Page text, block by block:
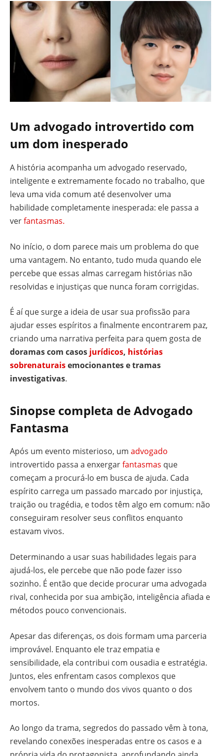
Um advogado introvertido com
um dom inesperado
A história acompanha um advogado reservado,
inteligente e extremamente focado no trabalho, que
leva uma vida comum até desenvolver uma
habilidade completamente inesperada: ele passa a
verfantasmas.
No início, o dom parece mais um problema do que
uma vantagem. No entanto, tudo muda quando ele
percebe que essas almas carregam histórias não
resolvidas e injustiças que nunca foram corrigidas.
É aí que surge a ideia de usar sua profissão para
ajudar esses espíritos a finalmente encontrarem paz,
criando uma narrativa perfeita para quem gosta de
doramas com casos jurídicos, histórias
sobrenaturaisemocionantes e tramas
investigativas.
Sinopse completa de Advogado
Fantasma
Após um evento misterioso, um advogado
introvertido passa a enxergarfantasmas que
começam a procurá-lo em busca de ajuda. Cada
espírito carrega um passado marcado por injustiça,
traição ou tragédia, e todos têm algo em comum: não
conseguiram resolver seus conflitos enquanto
estavam vivos.
Determinando a usar suas habilidades legais para
ajudá-los, ele percebe que não pode fazer isso
sozinho. É então que decide procurar uma advogada
rival, conhecida por sua ambição, inteligência afiada e
métodos pouco convencionais.
Apesar das diferenças, os dois formam uma parceria
improvável. Enquanto ele traz empatia e
sensibilidade, ela contribui com ousadia e estratégia.
Juntos, eles enfrentam casos complexos que
envolvem tanto o mundo dos vivos quanto o dos
mortos.
Ao longo da trama, segredos do passado vêm à tona,
revelando conexões inesperadas entre os casos e a